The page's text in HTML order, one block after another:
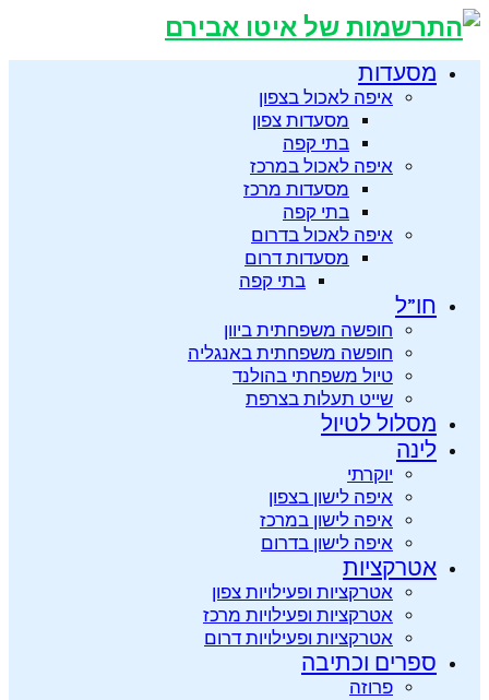
מסעדות
איפה לאכול בצפון
מסעדות צפון
בתי קפה
איפה לאכול במרכז
מסעדות מרכז
בתי קפה
איפה לאכול בדרום
מסעדות דרום
בתי קפה
חו”ל
חופשה משפחתית ביוון
חופשה משפחתית באנגליה
טיול משפחתי בהולנד
שייט תעלות בצרפת
מסלול לטיול
לינה
יוקרתי
איפה לישון בצפון
איפה לישון במרכז
איפה לישון בדרום
אטרקציות
אטרקציות ופעילויות צפון
אטרקציות ופעילויות מרכז
אטרקציות ופעילויות דרום
ספרים וכתיבה
פרוזה